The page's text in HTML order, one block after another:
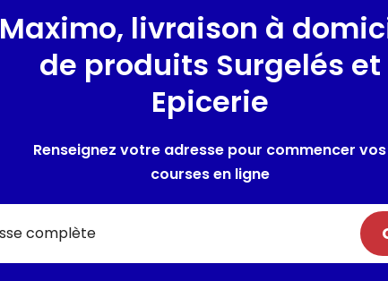
Présentation
Utilisation et
Composition /
glucose, café en poudre
cacao, émulsifiant : E471,
de vanille. Peut contenir
Maximo, livraison à
de produits Surgelés et
Epicerie
Renseignez votre adresse pour commencer vos
courses en ligne